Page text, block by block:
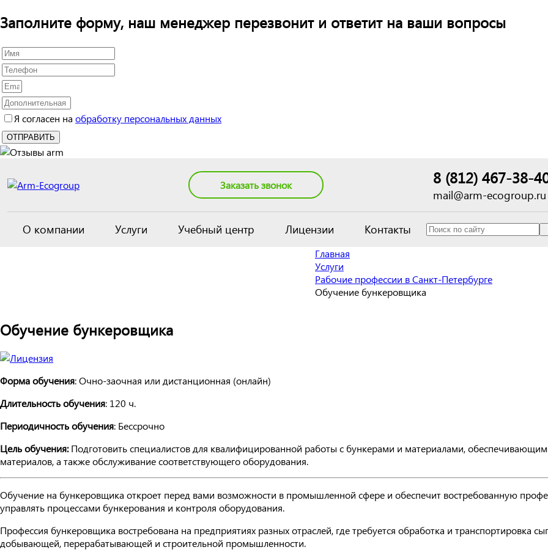
Заполните форму, наш менеджер перезвонит и ответит на ваши вопросы
Я согласен на обработку персональных данных
Заказать звонок 8 (812) 467-38-
mail@arm-ecogroup.ru
О компании Услуги Учебный центр Лицензии Контакты
Главная
Услуги
Рабочие профессии в Санкт-Петербурге
Обучение бункеровщика
Обучение бункеровщика
Форма обучения: Очно-заочная или дистанционная (онлайн)
Длительность обучения: 120 ч.
Периодичность обучения: Бессрочно
Цель обучения:Подготовить специалистов для квалифицированной работы с бункерами и материалами,
материалов, а также обслуживание соответствующего оборудования.
Обучение на бункеровщика откроет перед вами возможности в промышленной сфере и обеспечит востребованную
управлять процессами бункерования и контроля оборудования.
Профессия бункеровщика востребована на предприятиях разных отраслей, где требуется обработка и транспортировка
добывающей, перерабатывающей и строительной промышленности.